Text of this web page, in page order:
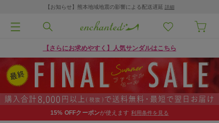
【お知らせ】熊本地域地震の影響による配送遅延 詳細
【さらにお求めやすく】人気サンダルはこちら
15% OFFクーポンが使えます 利用条件を見る